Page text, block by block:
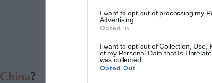
I want to opt-out of processing my
Advertising.
Opted In
I want to opt-out of Collection, Use,
of my Personal Data that Is
was collected.
Opted Out
China?